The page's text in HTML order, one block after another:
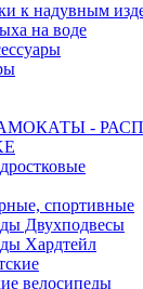
к надувным
на воде
-
спортивные
Двухподвесы
Хардтейл
велосипеды